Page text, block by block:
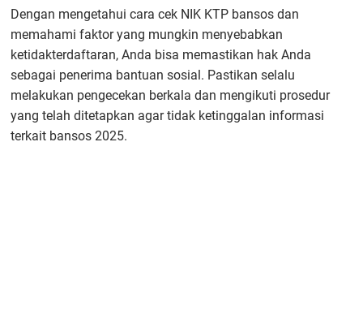
Dengan mengetahui cara cek NIK KTP bansos dan
memahami faktor yang mungkin menyebabkan
ketidakterdaftaran, Anda bisa memastikan hak Anda
sebagai penerima bantuan sosial. Pastikan selalu
melakukan pengecekan berkala dan mengikuti prosedur
yang telah ditetapkan agar tidak ketinggalan informasi
terkait bansos 2025.